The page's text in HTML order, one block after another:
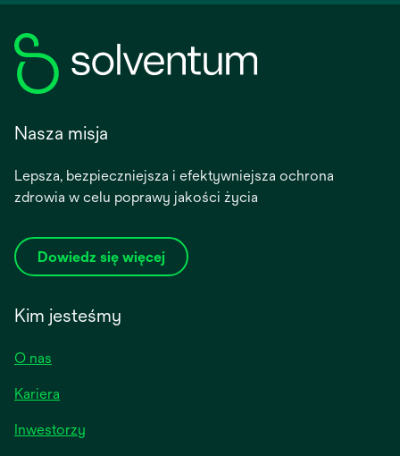
Nasza misja
Lepsza, bezpieczniejsza i efektywniejsza ochrona
zdrowia w celu poprawy jakości życia
Dowiedz się więcej
Kim jesteśmy
O nas
Kariera
Inwestorzy